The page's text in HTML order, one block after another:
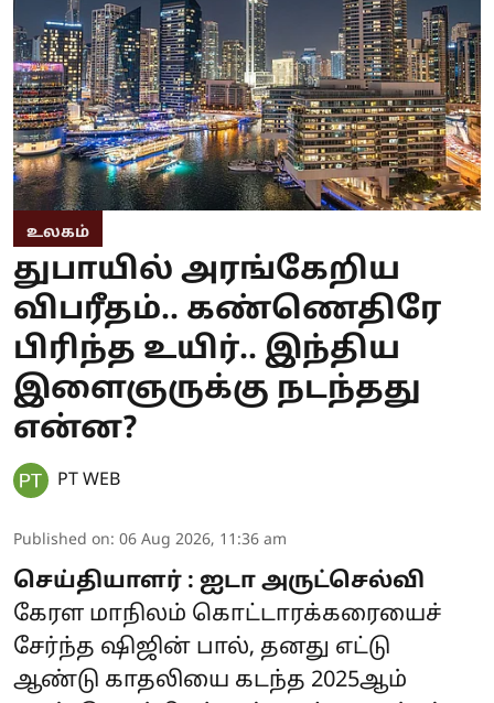
உலகம்
துபாயில் அரங்கேறிய
விபரீதம்.. கண்ணெதிரே
பிரிந்த உயிர்.. இந்திய
இளைஞருக்கு நடந்தது
என்ன?
PT WEB
Published on: 06 Aug 2026, 11:36 am
செய்தியாளர் : ஐடா அருட்செல்வி
கேரள மாநிலம் கொட்டாரக்கரையைச்
சேர்ந்த ஷிஜின் பால், தனது எட்டு
ஆண்டு காதலியை கடந்த 2025ஆம்